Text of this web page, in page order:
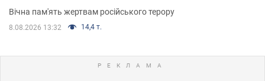
Вічна пам'ять жертвам російського терору
8.08.2026 13:32 14,4 т.